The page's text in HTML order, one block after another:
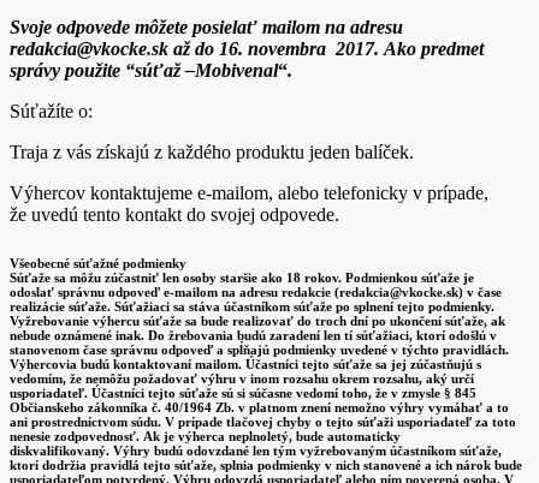
Svoje odpovede môžete posielať mailom na adresu
redakcia@vkocke.sk až do 16. novembra 2017. Ako predmet
správy použite “súťaž –Mobivenal“.
Súťažíte o:
Traja z vás získajú z každého produktu jeden balíček.
Výhercov kontaktujeme e-mailom, alebo telefonicky v prípade,
že uvedú tento kontakt do svojej odpovede.
Všeobecné súťažné podmienky
Súťaže sa môžu zúčastniť len osoby staršie ako 18 rokov. Podmienkou súťaže je
odoslať správnu odpoveď e-mailom na adresu redakcie (redakcia@vkocke.sk) v čase
realizácie súťaže. Súťažiaci sa stáva účastníkom súťaže po splnení tejto podmienky.
Vyžrebovanie výhercu súťaže sa bude realizovať do troch dní po ukončení súťaže, ak
nebude oznámené inak. Do žrebovania budú zaradení len tí súťažiaci, ktorí odošlú v
stanovenom čase správnu odpoveď a spĺňajú podmienky uvedené v týchto pravidlách.
Výhercovia budú kontaktovaní mailom. Účastníci tejto súťaže sa jej zúčastňujú s
vedomím, že nemôžu požadovať výhru v inom rozsahu okrem rozsahu, aký určí
usporiadateľ. Účastníci tejto súťaže sú si súčasne vedomí toho, že v zmysle § 845
Občianskeho zákonníka č. 40/1964 Zb. v platnom znení nemožno výhry vymáhať a to
ani prostredníctvom súdu. V prípade tlačovej chyby o tejto súťaži usporiadateľ za toto
nenesie zodpovednosť. Ak je výherca neplnoletý, bude automaticky
diskvalifikovaný. Výhry budú odovzdané len tým vyžrebovaným účastníkom súťaže,
ktorí dodržia pravidlá tejto súťaže, splnia podmienky v nich stanovené a ich nárok bude
usporiadateľom potvrdený. Výhru odovzdá usporiadateľ alebo ním poverená osoba. V